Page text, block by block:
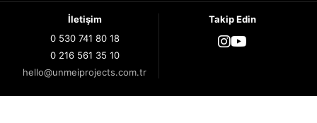
İletişim
0 530 741 80 18
0 216 561 35 10
hello@unmeiprojects.com.tr
Takip Edin